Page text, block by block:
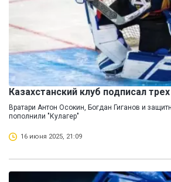
Казахстанский клуб подписал
Вратари Антон Осокин, Богдан Гиганов и
пополнили "Кулагер"
16 июня 2025, 21:09